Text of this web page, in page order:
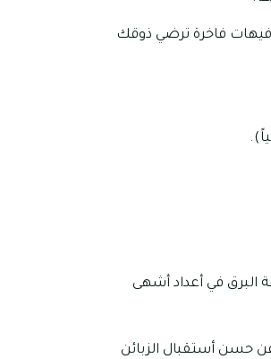
فاخرة ترضي ذوقك
البرق في أعداد أشهى
حسن أستقبال الزبائن